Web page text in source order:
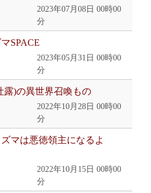
2023年07月08日 00時00
分
SPACE
2023年05月31日 00時00
分
露)の異世界召喚もの
2022年10月28日 00時00
分
マは悪徳領主になるよ
2022年10月15日 00時00
分